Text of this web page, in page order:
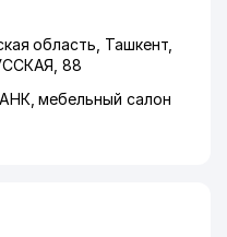
область Ташкент,
, 88
мебельный салон